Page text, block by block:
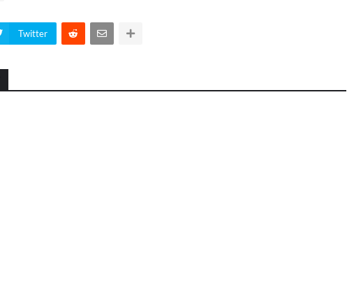
Twitter